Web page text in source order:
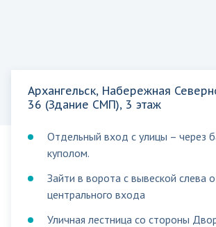
Архангельск, Набережная
36 (Здание СМП), 3 этаж
Отдельный вход с улицы – через
куполом.
Зайти в ворота с вывеской слева
центрального входа
Уличная лестница со стороны